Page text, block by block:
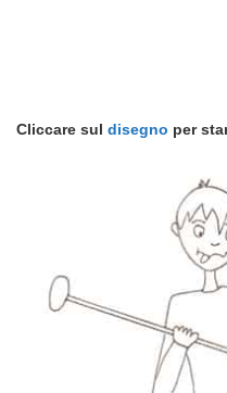
Cliccare sul disegno per